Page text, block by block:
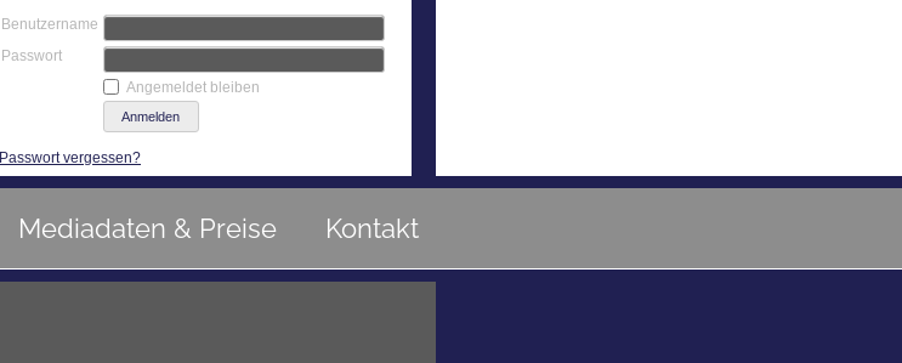
Benutzername
Passwort
Angemeldet bleiben
Passwort vergessen?
Mediadaten & Preise Kontakt